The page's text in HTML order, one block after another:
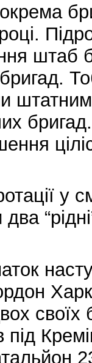
штаб
у
своїх
під